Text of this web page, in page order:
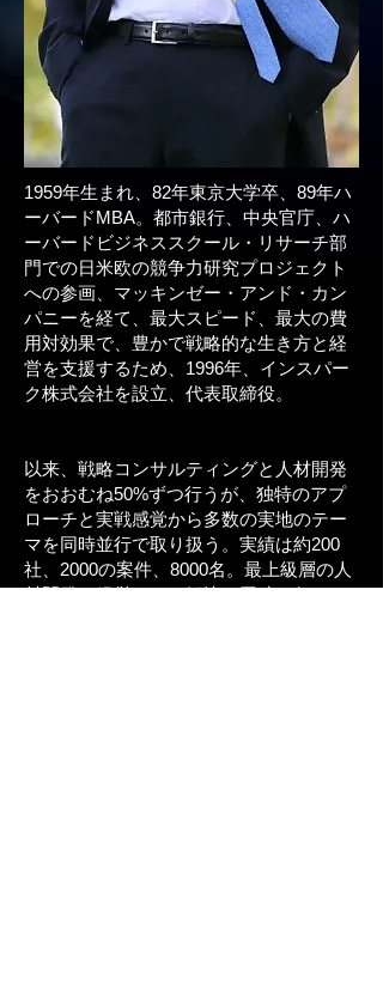
1959年生まれ、82年東京大学卒、89年ハ
ーバードMBA。都市銀行、中央官庁、ハ
ーバードビジネススクール・リサーチ部
門での日米欧の競争力研究プロジェクト
への参画、マッキンゼー・アンド・カン
パニーを経て、最大スピード、最大の費
用対効果で、豊かで戦略的な生き方と経
営を支援するため、1996年、インスパー
ク株式会社を設立、代表取締役。
以来、戦略コンサルティングと人材開発
をおおむね50%ずつ行うが、独特のアプ
ローチと実戦感覚から多数の実地のテー
マを同時並行で取り扱う。実績は約200
社、2000の案件、8000名。最上級層の人
材開発と経営テーマ解決を同時に任され